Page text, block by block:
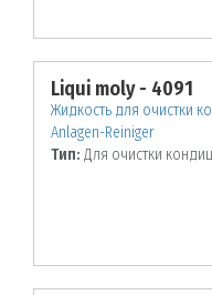
Liqui moly - 4091
Жидкость для очистки
Anlagen-Reiniger
Тип: Для очистки